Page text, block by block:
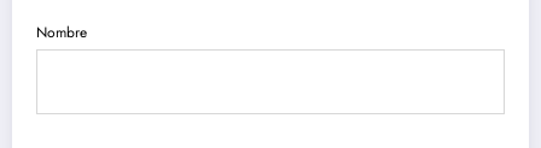
Nombre